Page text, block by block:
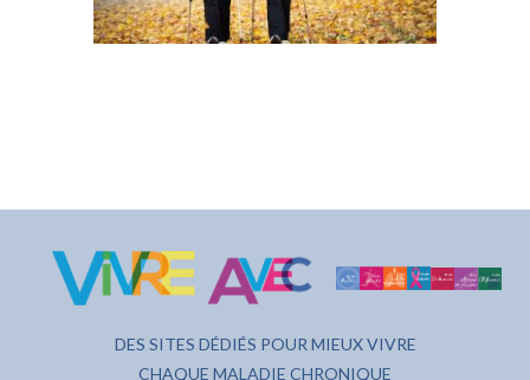
DES SITES DÉDIÉS POUR MIEUX VIVRE
CHAQUE MALADIE CHRONIQUE